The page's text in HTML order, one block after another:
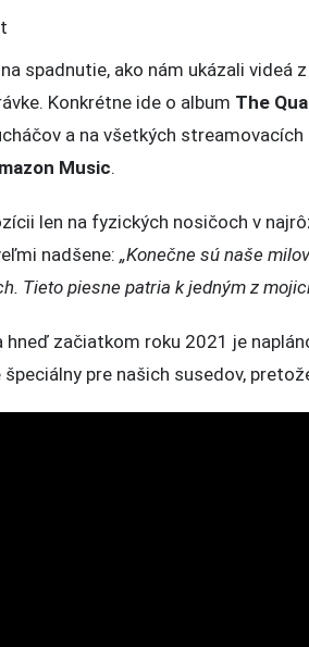
sprístupnila
starší
album
na
streamovacích
platformách
spadnutie, ako nám ukázali videá
Konkrétne ide o album The
a na všetkých
Music.
len na fyzických nosičoch v
nadšene: „Konečne sú naše
Tieto piesne patria k jedným z
začiatkom roku 2021 je
pre našich susedov,